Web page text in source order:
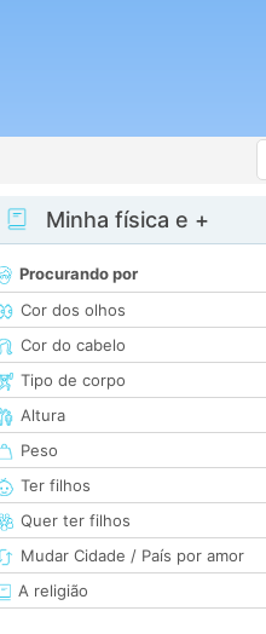
Minha física e +
Procurando por
Cor dos olhos
Cor do cabelo
Tipo de corpo
Altura
Peso
Ter filhos
Quer ter filhos
Mudar Cidade / País por amor
A religião